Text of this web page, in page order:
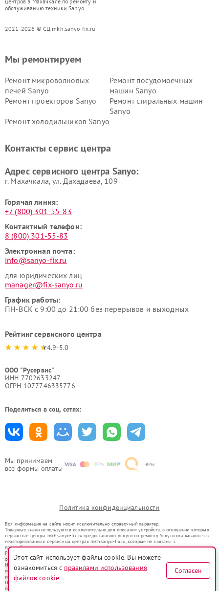
обслуживанию техники Sanyo
2021-2026 © СЦ mkh.sanyo-fix.ru
Мы принимаем
все формы оплаты
Мы ремонтируем
Ремонт микроволновых
печей Sanyo
Ремонт посудомоечных
машин Sanyo
Ремонт проекторов Sanyo
Ремонт стиральных машин
Sanyo
Ремонт холодильников Sanyo
Контакты сервис центра
Адрес сервисного центра Sanyo:
г. Махачкала, ул. Дахадаева, 109
Горячая линия:
+7 (800) 301-55-83
Контактный телефон:
8 (800) 301-55-83
Электронная почта:
info@sanyo-fix.ru
для юридических лиц
manager@fix-sanyo.ru
График работы:
ПН-ВСК с 9:00 до 21:00 без перерывов и выходных
Рейтинг сервисного центра
4.9-5.0
ООО "Русервис"
ИНН 7702633247
ОГРН 1077746335776
Поделиться в соц. сетях:
Политика конфиденциальности
Вся информация на сайте носит исключительно справочный характер.
Товарные знаки используются исключительно для описания устройств, в отношении которых
сервисные центры mkh.sanyo-fix.ru предоставляют услуги по ремонту. Услуги оказываются в
неавторизованных сервисных центрах mkh.sanyo-fix.ru, которые не связаны с
правообладателями товарных знаков или их официальными представителями.
Ремонт осуществляется для устройств, уже введенных в гражданский оборот в соответствии
со статьей 1487 ГК РФ.
Использование товарных знаков не преследует цели индивидуализации услуг или введения
потребителей в заблуждение, а служит для информирования о предоставляемых услугах по
ремонту техники указанных брендов.
Представленная на сайте информация не является публичной офертой, определяемой
положениями Статьи 437(2) Гражданского кодекса РФ
Этот сайт использует файлы cookie. Вы можете
ознакомиться с правилами использования
файлов cookie
Согласен